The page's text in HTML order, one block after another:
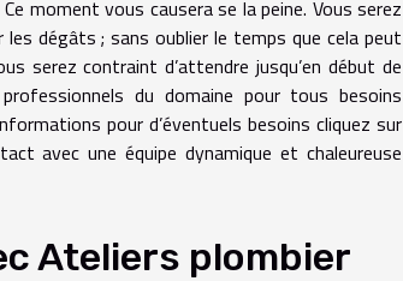
moment vous causera se la peine. Vous serez
les dégâts ; sans oublier le temps que cela peut
serez contraint d’attendre jusqu’en début de
du domaine pour tous besoins
pour d’éventuels besoins cliquez sur
avec une équipe dynamique et chaleureuse
Ateliers plombier